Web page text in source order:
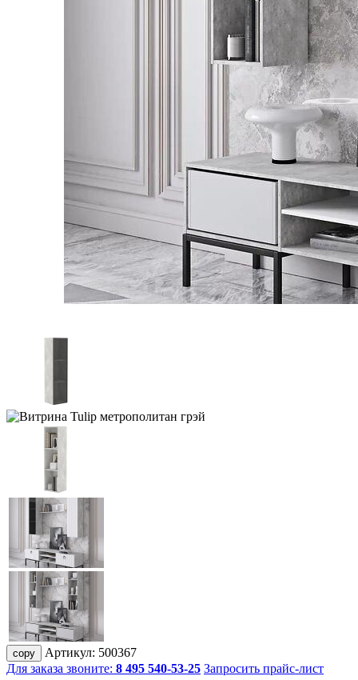
copy Артикул: 500367
Для заказа звоните: 8 495 540-53-25 Запросить прайс-лист